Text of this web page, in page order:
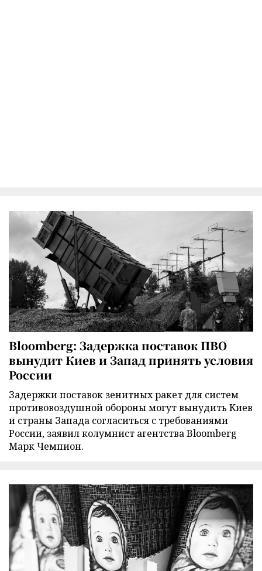
Bloomberg: Задержка поставок ПВО
вынудит Киев и Запад принять условия
России
Задержки поставок зенитных ракет для систем
противовоздушной обороны могут вынудить Киев
и страны Запада согласиться с требованиями
России, заявил колумнист агентства Bloomberg
Марк Чемпион.